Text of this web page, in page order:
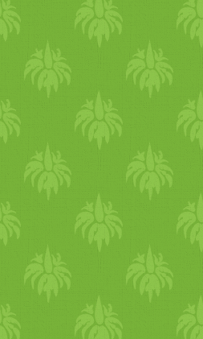
elég
-, mindig
10
ételt.
Adri